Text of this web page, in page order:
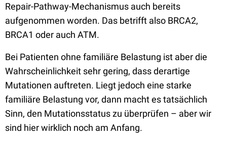
Repair-Pathway-Mechanismus auch bereits
aufgenommen worden. Das betrifft also BRCA2,
BRCA1 oder auch ATM.
Bei Patienten ohne familiäre Belastung ist aber die
Wahrscheinlichkeit sehr gering, dass derartige
Mutationen auftreten. Liegt jedoch eine starke
familiäre Belastung vor, dann macht es tatsächlich
Sinn, den Mutationsstatus zu überprüfen – aber wir
sind hier wirklich noch am Anfang.